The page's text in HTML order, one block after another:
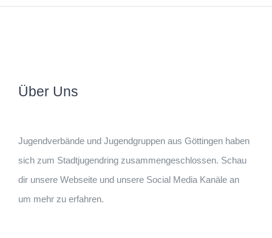
Über Uns
Jugendverbände und Jugendgruppen aus Göttingen haben
sich zum Stadtjugendring zusammengeschlossen. Schau
dir unsere Webseite und unsere Social Media Kanäle an
um mehr zu erfahren.